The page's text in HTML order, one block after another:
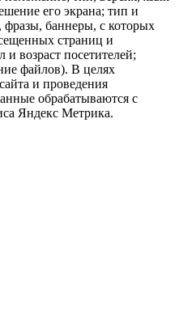
его экрана; тип и
баннеры, с которых
страниц и
и возраст посетителей;
файлов). В целях
и проведения
обрабатываются с
Яндекс Метрика.